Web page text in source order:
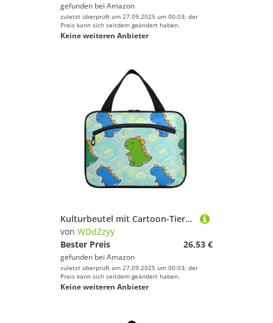
gefunden bei Amazon
zuletzt überprüft am 27.09.2025 um 00:03; der
Preis kann sich seitdem geändert haben.
Keine weiteren Anbieter
Kulturbeutel mit Cartoon-Tier-Dinosaurier-Motiv, bunt, zum Aufhängen, mit Haken, Designer-Make-up-Organizer-Tasche für Reisende, Badezimmer, Bolso para maquillaje de Mujer L
von WDdZzyy
Bester Preis
26,53 €
gefunden bei Amazon
zuletzt überprüft am 27.09.2025 um 00:03; der
Preis kann sich seitdem geändert haben.
Keine weiteren Anbieter